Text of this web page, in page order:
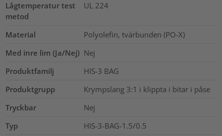
Lågtemperatur test
metod
UL 224
Material
Polyolefin, tvärbunden (PO-X)
Med inre lim (Ja/Nej) Nej
Produktfamilj
HIS-3 BAG
Produktgrupp
Krympslang 3:1 i klippta i bitar i påse
Tryckbar
Nej
Typ
HIS-3-BAG-1.5/0.5